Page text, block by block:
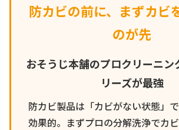
防カビの前に、まずカビ
のが先
おそうじ本舗のプロクリーニン
リーズが最強
防カビ製品は「カビがない状態」
効果的。まずプロの分解洗浄でカ